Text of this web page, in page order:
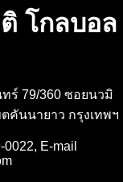
โกลบอล
ร์ 79/360 ซอยนวมิ
คันนายาว กรุงเทพฯ
E-mail